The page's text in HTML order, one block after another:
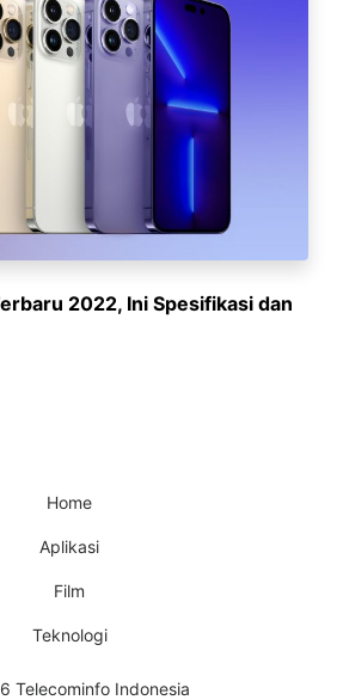
2022, Ini Spesifikasi dan
Home
Aplikasi
Film
Teknologi
Telecominfo Indonesia